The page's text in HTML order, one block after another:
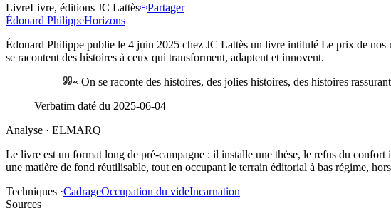
LivreLivre, éditions JC Lattès
Partager
Édouard PhilippeHorizons
Édouard Philippe publie le 4 juin 2025 chez JC Lattès un livre intitulé Le prix de nos
se racontent des histoires à ceux qui transforment, adaptent et innovent.
« On se raconte des histoires, des jolies histoires, des histoires
Verbatim daté du 2025-06-04
Analyse · ELMARQ
Le livre est un format long de pré-campagne : il installe une thèse, le refus du
une matière de fond réutilisable, tout en occupant le terrain éditorial à bas régime,
Techniques ·CadrageOccupation du videIncarnation
Sources